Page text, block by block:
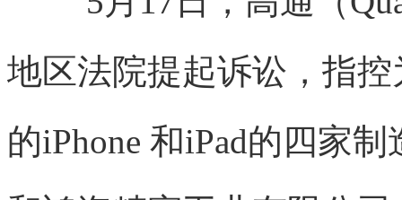
地区法院提起诉讼，指
的iPhone 和iPad的四家